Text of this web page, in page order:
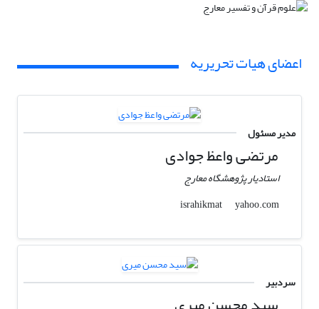
اعضای هیات تحریریه
مدیر مسئول
مرتضی واعظ جوادی
استادیار پژوهشگاه معارج
israhikmat
yahoo.com
سردبیر